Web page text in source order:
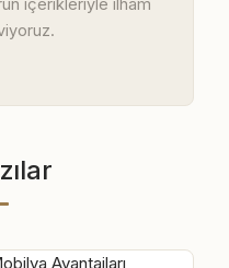
içerikleriyle ilham